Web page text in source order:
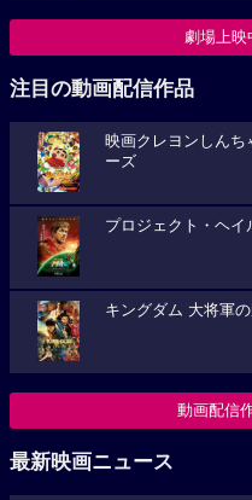
劇場上映
注目の動画配信作品
映画クレヨンしんち
ーズ
プロジェクト・ヘイ
キングダム 大将軍
動画配信
最新映画ニュース